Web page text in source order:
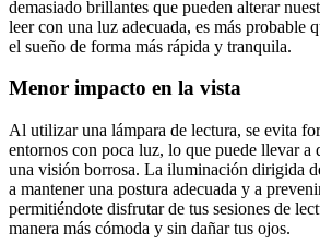
demasiado brillantes que pueden alterar
leer con una luz adecuada, es más probable
el sueño de forma más rápida y tranquila.
Menor impacto en la vista
Al utilizar una lámpara de lectura, se evita
entornos con poca luz, lo que puede llevar a
una visión borrosa. La iluminación dirigida
a mantener una postura adecuada y a
permitiéndote disfrutar de tus sesiones de
manera más cómoda y sin dañar tus ojos.